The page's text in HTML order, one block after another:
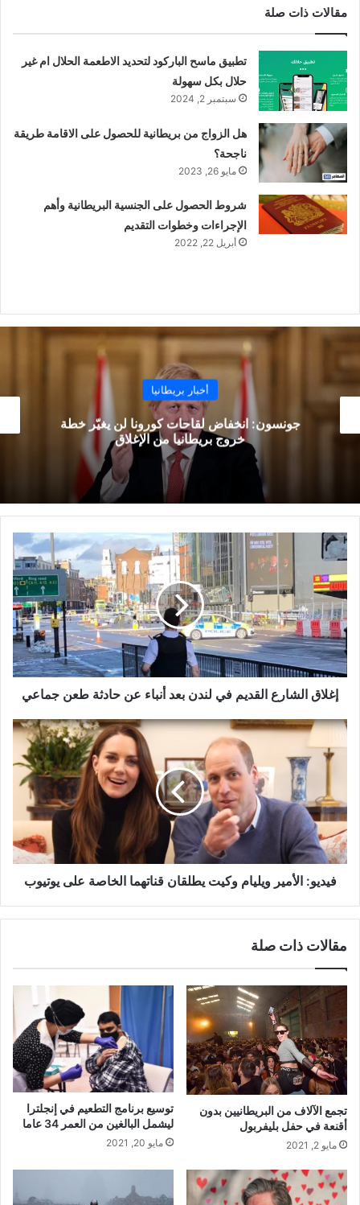
مقالات ذات صلة
تطبيق ماسح الباركود لتحديد الاطعمة الحلال ام غير
حلال بكل سهولة
سبتمبر 2, 2024
هل الزواج من بريطانية للحصول على الاقامة طريقة
ناجحة؟
مايو 26, 2023
شروط الحصول على الجنسية البريطانية وأهم
الإجراءات وخطوات التقديم
أبريل 22, 2022
أخبار بريطانيا
المملكة المتحدة تختبر عقارا جديدا لعلاج فيروس
كورونا
إغلاق
الشارع
القديم
في
لندن
بعد
أنباء
عن
حادثة
طعن
إغلاق الشارع القديم في لندن بعد أنباء عن حادثة طعن جماعي
فيديو:
ويليام
يطلقان
قناتهما
الخاصة
على
يوتيوب
فيديو: الأمير ويليام وكيت يطلقان قناتهما الخاصة على يوتيوب
مقالات ذات صلة
تجمع الآلاف من البريطانيين بدون
أقنعة في حفل بليفربول
مايو 2, 2021
توسيع برنامج التطعيم في إنجلترا
ليشمل البالغين من العمر 34 عاما
مايو 20, 2021